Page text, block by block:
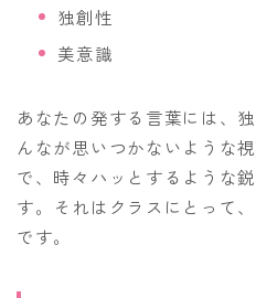
独創性
美意識
あなたの発する言葉には、
んなが思いつかないような
で、時々ハッとするような
す。それはクラスにとって
です。